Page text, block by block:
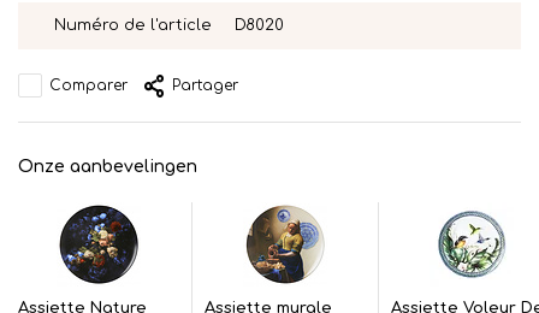
Numéro de l'article D8020
Comparer Partager
Onze aanbevelingen
Assiette Nature
Assiette murale
Assiette Voleur